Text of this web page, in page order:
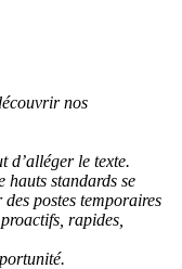
nos
d’alléger le texte.
hauts standards se
postes temporaires
rapides,